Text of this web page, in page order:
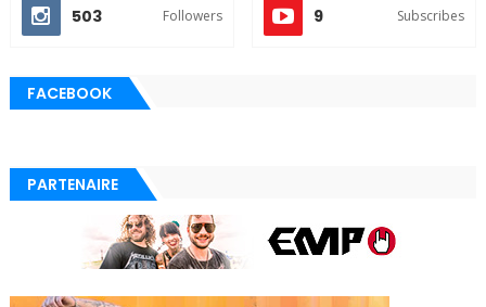
503 Followers 9 Subscribes
FACEBOOK
PARTENAIRE